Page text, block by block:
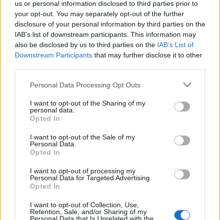
us or personal information disclosed to third parties prior to
your opt-out. You may separately opt-out of the further
disclosure of your personal information by third parties on the
IAB’s list of downstream participants. This information may
also be disclosed by us to third parties on the IAB’s List of
Downstream Participants that may further disclose it to other
Personal Data Processing Opt Outs
I want to opt-out of the Sharing of my
personal data.
Opted In
I want to opt-out of the Sale of my
Personal Data.
Opted In
I want to opt-out of processing my
Personal Data for Targeted Advertising.
Opted In
I want to opt-out of Collection, Use,
Retention, Sale, and/or Sharing of my
Ειδικό Χωροταξικό για τον Τουρισμό: Οι νέοι
κανόνες για επενδύσεις, νησιά και προορισμούς υπό
πίεση
ΤΟΥΡΙΣΜΟΣ
Υπουργείο Εργασίας: Ο “χάρτης” των πληρωμών
Οι Hamilton Reserve Bank και SEE Capital
Hamilton Ltd. συνάπτουν συμφωνία υπηρεσιών
μάρκετινγκ
08/08/2026 - 13:44 ΕΠΙΧΕΙΡΗΣΕΙΣ
1,76%, κέρδη 23,31% από τις αρχές του έτους
08/08/2026 - 12:36
Διευρύνεται η πρωτοβουλία για τις τιμές στο ράφι
με 916 προϊόντα